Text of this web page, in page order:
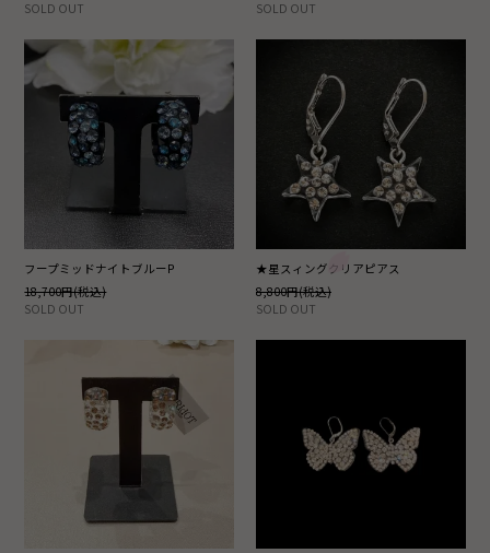
SOLD OUT SOLD OUT
フープミッドナイトブルーP
18,700円(税込)
SOLD OUT
★星スィングクリアピアス
8,800円(税込)
SOLD OUT